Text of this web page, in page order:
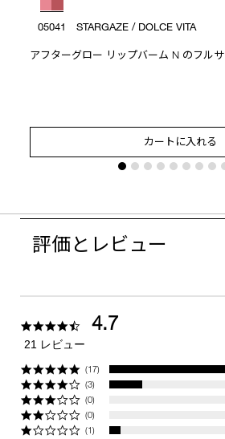
05041 STARGAZE / DOLCE VITA
アフターグロー リップバーム N のフル
カートに入れる
評価とレビュー
4.74.7
21 レビュー
(17)
(3)
(0)
(0)
(1)